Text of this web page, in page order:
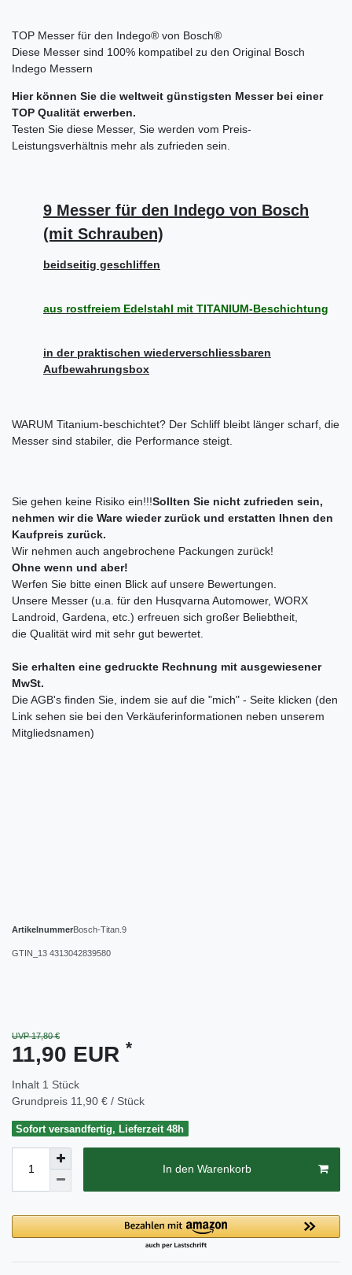
TOP Messer für den Indego® von Bosch®
Diese Messer sind 100% kompatibel zu den Original Bosch
Indego Messern
Hier können Sie die weltweit günstigsten Messer bei einer
TOP Qualität erwerben.
Testen Sie diese Messer, Sie werden vom Preis-
Leistungsverhältnis mehr als zufrieden sein.
9 Messer für den Indego von Bosch
(mit Schrauben)
beidseitig geschliffen
aus rostfreiem Edelstahl mit TITANIUM-Beschichtung
in der praktischen wiederverschliessbaren
Aufbewahrungsbox
WARUM Titanium-beschichtet? Der Schliff bleibt länger scharf, die
Messer sind stabiler, die Performance steigt.
Sie gehen keine Risiko ein!!!Sollten Sie nicht zufrieden sein,
nehmen wir die Ware wieder zurück und erstatten Ihnen den
Kaufpreis zurück.
Wir nehmen auch angebrochene Packungen zurück!
Ohne wenn und aber!
Werfen Sie bitte einen Blick auf unsere Bewertungen.
Unsere Messer (u.a. für den Husqvarna Automower, WORX
Landroid, Gardena, etc.) erfreuen sich großer Beliebtheit,
die Qualität wird mit sehr gut bewertet.
Sie erhalten eine gedruckte Rechnung mit ausgewiesener
MwSt.
Die AGB's finden Sie, indem sie auf die "mich" - Seite klicken (den
Link sehen sie bei den Verkäuferinformationen neben unserem
Mitgliedsnamen)
ArtikelnummerBosch-Titan.9
GTIN_13 4313042839580
UVP 17,80 €
11,90 EUR *
Inhalt 1 Stück
Grundpreis 11,90 € / Stück
Sofort versandfertig, Lieferzeit 48h
In den Warenkorb